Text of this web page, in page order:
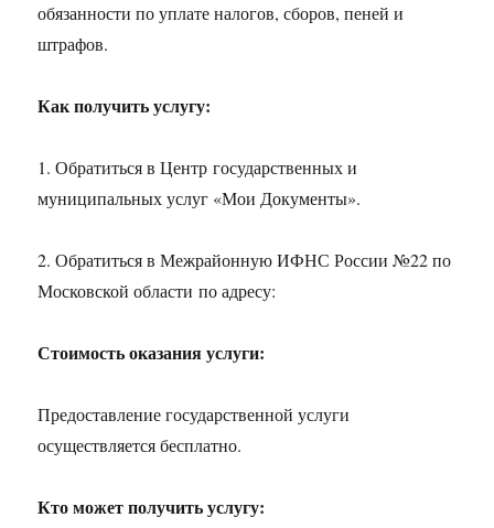
обязанности по уплате налогов, сборов, пеней и
штрафов.
Как получить услугу:
1. Обратиться в Центр государственных и
муниципальных услуг «Мои Документы».
2. Обратиться в Межрайонную ИФНС России №22 по
Московской области по адресу:
Стоимость оказания услуги:
Предоставление государственной услуги
осуществляется бесплатно.
Кто может получить услугу: